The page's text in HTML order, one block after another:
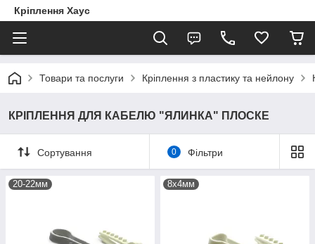
Кріплення Хаус
Товари та послуги Кріплення з пластику та нейлону
КРІПЛЕННЯ ДЛЯ КАБЕЛЮ "ЯЛИНКА" ПЛОСКЕ
Сортування 0 Фільтри
20-22мм 8х4мм